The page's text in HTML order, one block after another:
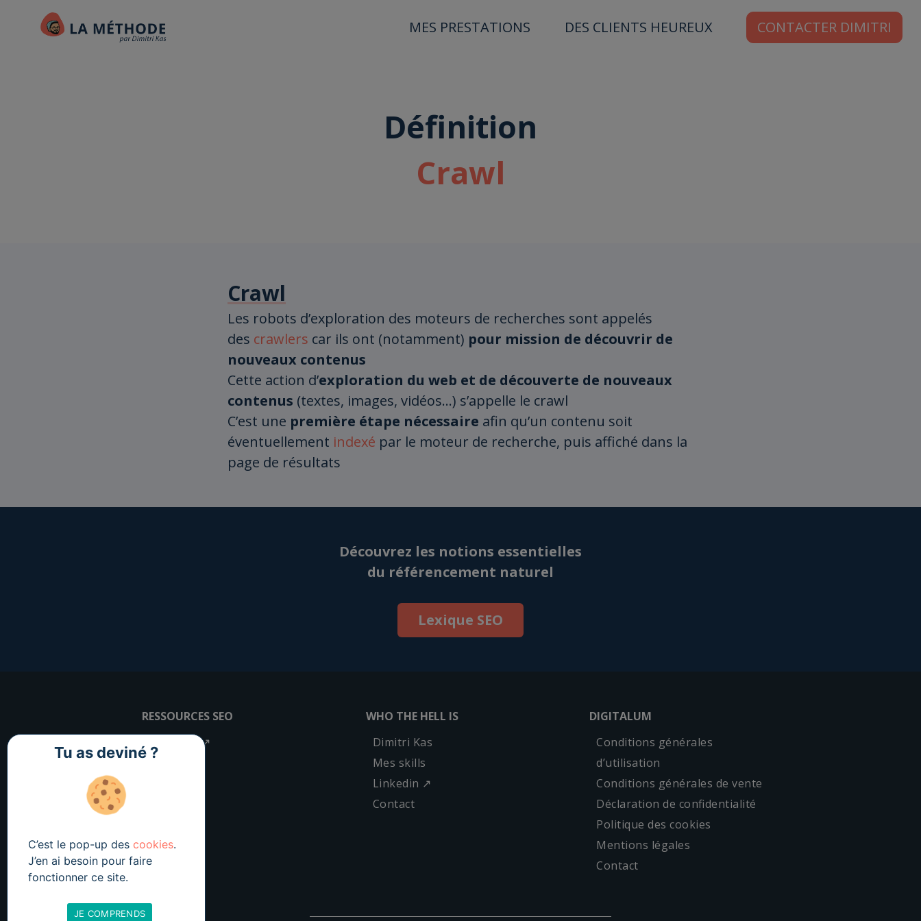
MES PRESTATIONS DES CLIENTS HEUREUX CONTACTER DIMITRI
Définition
Crawl
Crawl
Les robots d’exploration des moteurs de recherches sont appelés
des crawlers car ils ont (notamment) pour mission de découvrir de
nouveaux contenus
Cette action d’exploration du web et de découverte de nouveaux
contenus (textes, images, vidéos…) s’appelle le crawl
C’est une première étape nécessaire afin qu’un contenu soit
éventuellement indexé par le moteur de recherche, puis affiché dans la
page de résultats
Découvrez les notions essentielles
du référencement naturel
Lexique SEO
RESSOURCES SEO
YouTube ↗
Lexique
WHO THE HELL IS
Dimitri Kas
Mes skills
Linkedin ↗
Contact
DIGITALUM
Conditions générales
d’utilisation
Conditions générales de vente
Déclaration de confidentialité
Politique des cookies
Mentions légales
Contact
Tu as deviné ?
C’est le pop-up des cookies.
J’en ai besoin pour faire
fonctionner ce site.
JE COMPRENDS